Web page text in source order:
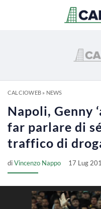
CALCIOWEB» NEWS
Napoli, Genny
far parlare di
traffico di
diVincenzo Nappo 17 Lug